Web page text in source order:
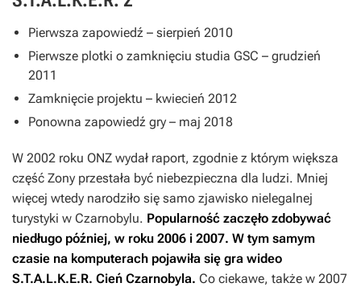
Pierwsza zapowiedź – sierpień 2010
Pierwsze plotki o zamknięciu studia GSC – grudzień
2011
Zamknięcie projektu – kwiecień 2012
Ponowna zapowiedź gry – maj 2018
W 2002 roku ONZ wydał raport, zgodnie z którym większa
część Zony przestała być niebezpieczna dla ludzi. Mniej
więcej wtedy narodziło się samo zjawisko nielegalnej
turystyki w Czarnobylu. Popularność zaczęło zdobywać
niedługo później, w roku 2006 i 2007. W tym samym
czasie na komputerach pojawiła się gra wideo
S.T.A.L.K.E.R. Cień Czarnobyla. Co ciekawe, także w 2007